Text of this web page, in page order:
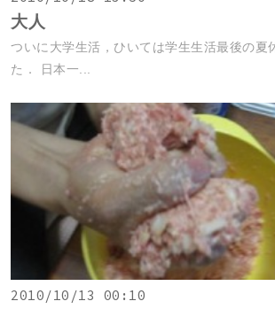
大人
ついに大学生活，ひいては学生生活最後の夏
た． 日本一...
2010/10/13 00:10